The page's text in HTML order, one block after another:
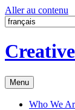
Aller au contenu
Menu
Who We